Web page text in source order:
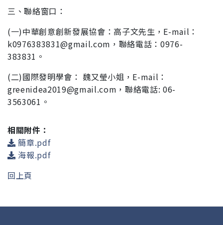
三、聯絡窗口：
(一)中華創意創新發展協會：高子文先生，E-mail：
k0976383831@gmail.com，聯絡電話：0976-
383831。
(二)國際發明學會： 魏又瑩小姐，E-mail：
greenidea2019@gmail.com，聯絡電話: 06-
3563061。
相關附件：
簡章.pdf
海報.pdf
回上頁